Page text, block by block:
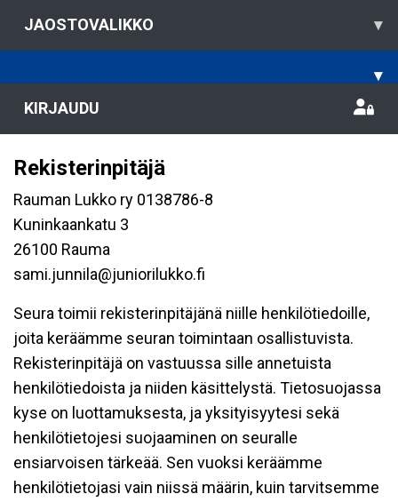
JAOSTOVALIKKO ▾
▾
KIRJAUDU
Rekisterinpitäjä
Rauman Lukko ry 0138786-8
Kuninkaankatu 3
26100 Rauma
sami.junnila@juniorilukko.fi
Seura toimii rekisterinpitäjänä niille henkilötiedoille,
joita keräämme seuran toimintaan osallistuvista.
Rekisterinpitäjä on vastuussa sille annetuista
henkilötiedoista ja niiden käsittelystä. Tietosuojassa
kyse on luottamuksesta, ja yksityisyytesi sekä
henkilötietojesi suojaaminen on seuralle
ensiarvoisen tärkeää. Sen vuoksi keräämme
henkilötietojasi vain niissä määrin, kuin tarvitsemme